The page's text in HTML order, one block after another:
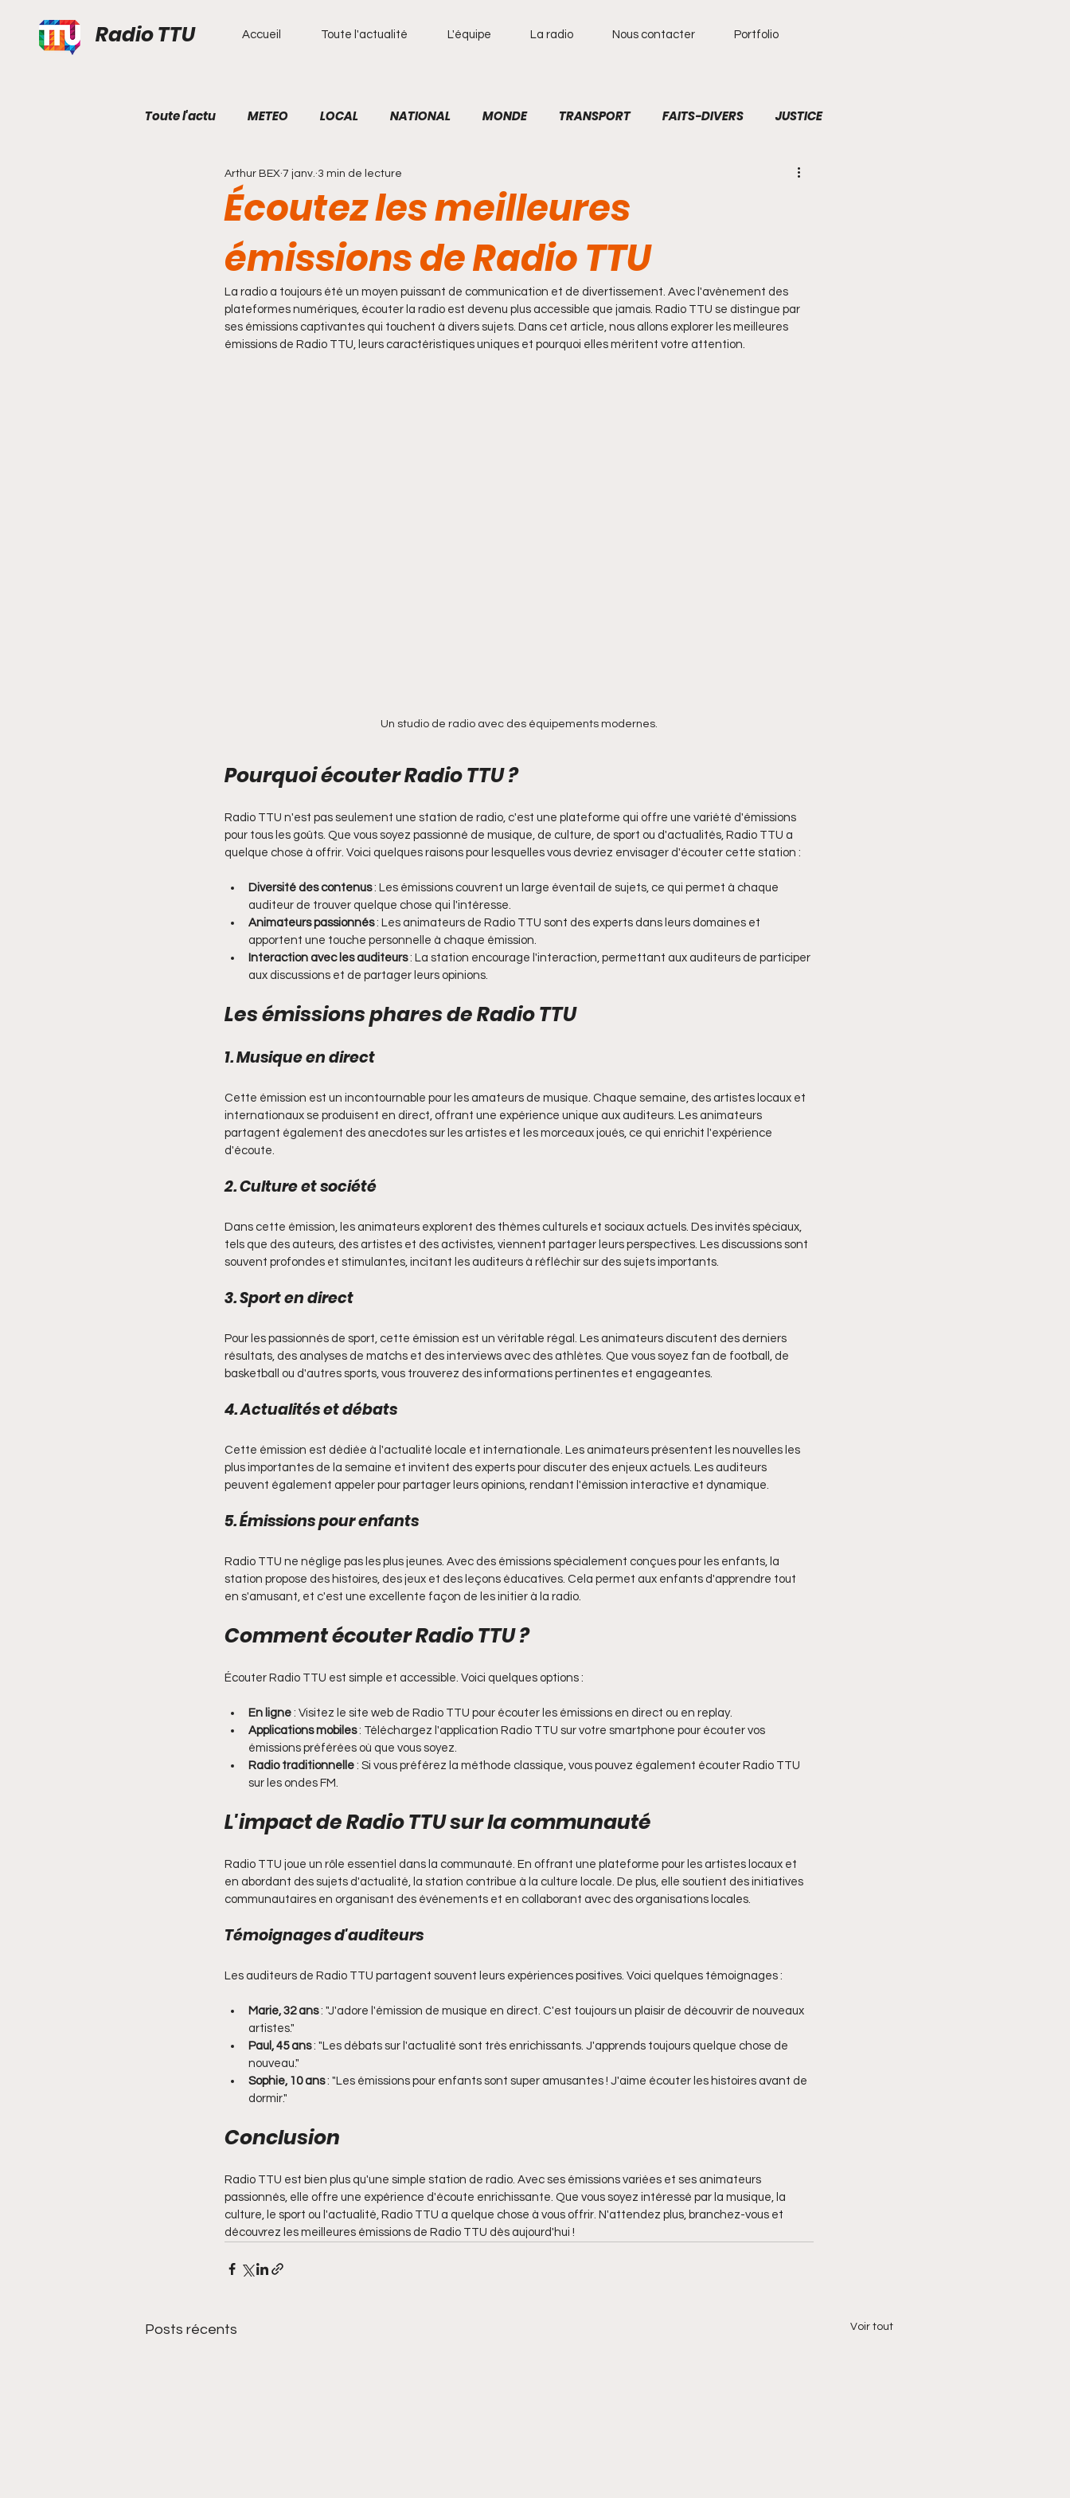
Radio TTU Accueil Toute l'actualité L'équipe La radio Nous contacter Portfolio
Toute l'actu METEO LOCAL NATIONAL MONDE TRANSPORT FAITS-DIVERS JUSTICE
ECONOMIE ECOLOGIE RADIO
COTE DE GRANIT ROSE HISTOIRE INTERNATIONAL POLITIQUE SPORT
SECOURS EN MER
Écoutez les meilleures
émissions de Radio TTU
Arthur BEX 7 janv. 3 min de lecture
La radio a toujours été un moyen puissant de communication et de divertissement. Avec l'avènement des
plateformes numériques, écouter la radio est devenu plus accessible que jamais. Radio TTU se distingue par
ses émissions captivantes qui touchent à divers sujets. Dans cet article, nous allons explorer les meilleures
émissions de Radio TTU, leurs caractéristiques uniques et pourquoi elles méritent votre attention.
Un studio de radio avec des équipements modernes.
Pourquoi écouter Radio TTU ?
Radio TTU n'est pas seulement une station de radio, c'est une plateforme qui offre une variété d'émissions
pour tous les goûts. Que vous soyez passionné de musique, de culture, de sport ou d'actualités, Radio TTU a
quelque chose à offrir. Voici quelques raisons pour lesquelles vous devriez envisager d'écouter cette station :
Diversité des contenus : Les émissions couvrent un large éventail de sujets, ce qui permet à chaque
auditeur de trouver quelque chose qui l'intéresse.
Animateurs passionnés : Les animateurs de Radio TTU sont des experts dans leurs domaines et
apportent une touche personnelle à chaque émission.
Interaction avec les auditeurs : La station encourage l'interaction, permettant aux auditeurs de participer
aux discussions et de partager leurs opinions.
Les émissions phares de Radio TTU
1. Musique en direct
Cette émission est un incontournable pour les amateurs de musique. Chaque semaine, des artistes locaux et
internationaux se produisent en direct, offrant une expérience unique aux auditeurs. Les animateurs
partagent également des anecdotes sur les artistes et les morceaux joués, ce qui enrichit l'expérience
d'écoute.
2. Culture et société
Dans cette émission, les animateurs explorent des thèmes culturels et sociaux actuels. Des invités spéciaux,
tels que des auteurs, des artistes et des activistes, viennent partager leurs perspectives. Les discussions sont
souvent profondes et stimulantes, incitant les auditeurs à réfléchir sur des sujets importants.
3. Sport en direct
Pour les passionnés de sport, cette émission est un véritable régal. Les animateurs discutent des derniers
résultats, des analyses de matchs et des interviews avec des athlètes. Que vous soyez fan de football, de
basketball ou d'autres sports, vous trouverez des informations pertinentes et engageantes.
4. Actualités et débats
Cette émission est dédiée à l'actualité locale et internationale. Les animateurs présentent les nouvelles les
plus importantes de la semaine et invitent des experts pour discuter des enjeux actuels. Les auditeurs
peuvent également appeler pour partager leurs opinions, rendant l'émission interactive et dynamique.
5. Émissions pour enfants
Radio TTU ne néglige pas les plus jeunes. Avec des émissions spécialement conçues pour les enfants, la
station propose des histoires, des jeux et des leçons éducatives. Cela permet aux enfants d'apprendre tout
en s'amusant, et c'est une excellente façon de les initier à la radio.
Comment écouter Radio TTU ?
Écouter Radio TTU est simple et accessible. Voici quelques options :
En ligne : Visitez le site web de Radio TTU pour écouter les émissions en direct ou en replay.
Applications mobiles : Téléchargez l'application Radio TTU sur votre smartphone pour écouter vos
émissions préférées où que vous soyez.
Radio traditionnelle : Si vous préférez la méthode classique, vous pouvez également écouter Radio TTU
sur les ondes FM.
L'impact de Radio TTU sur la communauté
Radio TTU joue un rôle essentiel dans la communauté. En offrant une plateforme pour les artistes locaux et
en abordant des sujets d'actualité, la station contribue à la culture locale. De plus, elle soutient des initiatives
communautaires en organisant des événements et en collaborant avec des organisations locales.
Témoignages d'auditeurs
Les auditeurs de Radio TTU partagent souvent leurs expériences positives. Voici quelques témoignages :
Marie, 32 ans : "J'adore l'émission de musique en direct. C'est toujours un plaisir de découvrir de nouveaux
artistes."
Paul, 45 ans : "Les débats sur l'actualité sont très enrichissants. J'apprends toujours quelque chose de
nouveau."
Sophie, 10 ans : "Les émissions pour enfants sont super amusantes ! J'aime écouter les histoires avant de
dormir."
Conclusion
Radio TTU est bien plus qu'une simple station de radio. Avec ses émissions variées et ses animateurs
passionnés, elle offre une expérience d'écoute enrichissante. Que vous soyez intéressé par la musique, la
culture, le sport ou l'actualité, Radio TTU a quelque chose à vous offrir. N'attendez plus, branchez-vous et
découvrez les meilleures émissions de Radio TTU dès aujourd'hui !
Posts récents Voir tout